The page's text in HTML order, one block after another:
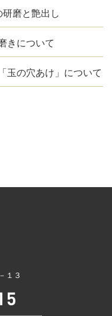
磨と艶出し
きについて
玉の穴あけ」について
１３